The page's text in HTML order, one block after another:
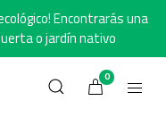
Encontrarás una
o jardín nativo
0